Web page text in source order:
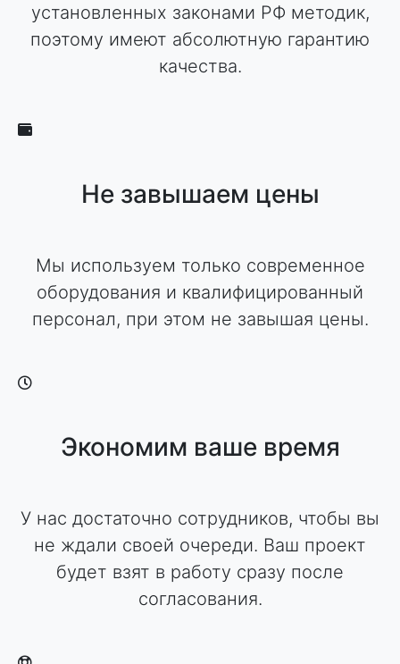
установленных законами РФ методик,
поэтому имеют абсолютную гарантию
качества.
Не завышаем цены
Мы используем только современное
оборудования и квалифицированный
персонал, при этом не завышая цены.
Экономим ваше время
У нас достаточно сотрудников, чтобы вы
не ждали своей очереди. Ваш проект
будет взят в работу сразу после
согласования.